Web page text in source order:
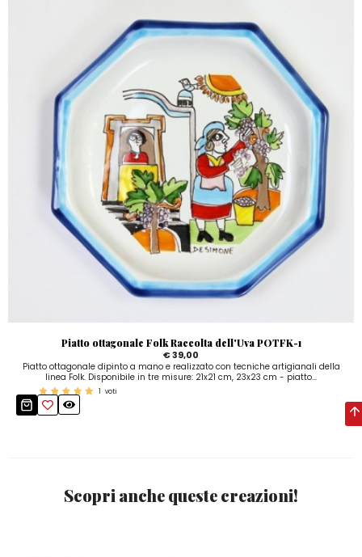
Piatto ottagonale Folk Raccolta dell'Uva POTFK-1
€ 39,00
Piatto ottagonale dipinto a mano e realizzato con tecniche artigianali della
linea Folk. Disponibile in tre misure: 21x21 cm, 23x23 cm - piatto...
1 voti
Scopri anche queste creazioni!